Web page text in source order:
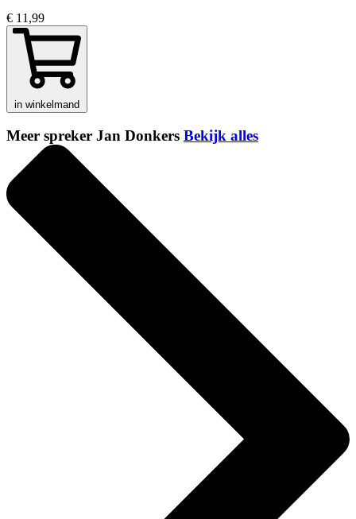
€ 11,99
in winkelmand
Meer spreker Jan Donkers Bekijk alles